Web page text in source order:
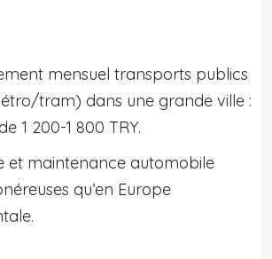
mensuel transports publics
tram) dans une grande ville :
1 200-1 800 TRY.
et maintenance automobile
qu’en Europe